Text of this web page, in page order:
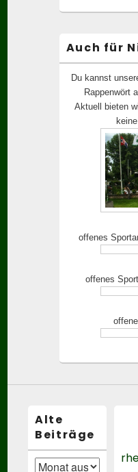
Auch für
Du kannst
Rappenwört
Aktuell bieten
offenes
offenes
Alte
Beiträge
Alte